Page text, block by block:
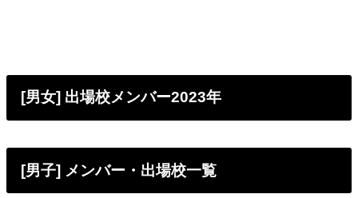
[男女] 出場校メンバー2023年
[男子] メンバー・出場校一覧